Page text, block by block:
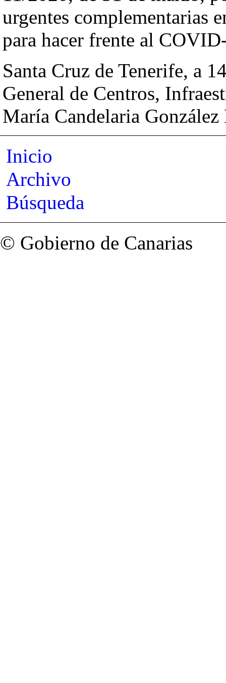
urgentes complementarias
para hacer frente al
Santa Cruz de Tenerife, a
General de Centros,
María Candelaria González
Inicio
Archivo
Búsqueda
© Gobierno de Canarias